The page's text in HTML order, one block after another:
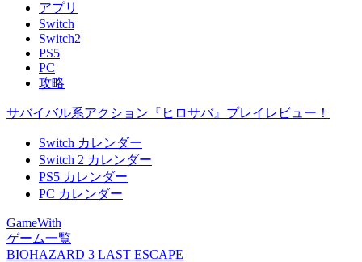
アプリ
Switch
Switch2
PS5
PC
攻略
サバイバル系アクション『ヒロサバ』プレイレビュー！
Switch カレンダー
Switch 2 カレンダー
PS5 カレンダー
PC カレンダー
GameWith
ゲーム一覧
BIOHAZARD 3 LAST ESCAPE